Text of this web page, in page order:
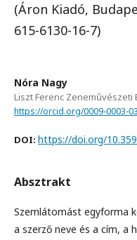
(Áron Kiadó,
615-6130-16-7)
Nóra Nagy
Liszt Ferenc Zeneművészeti
https://orcid.org/0009-0003-
DOI: https://doi.org/
Absztrakt
Szemlátomást egyforma
a szerző neve és a cím, a